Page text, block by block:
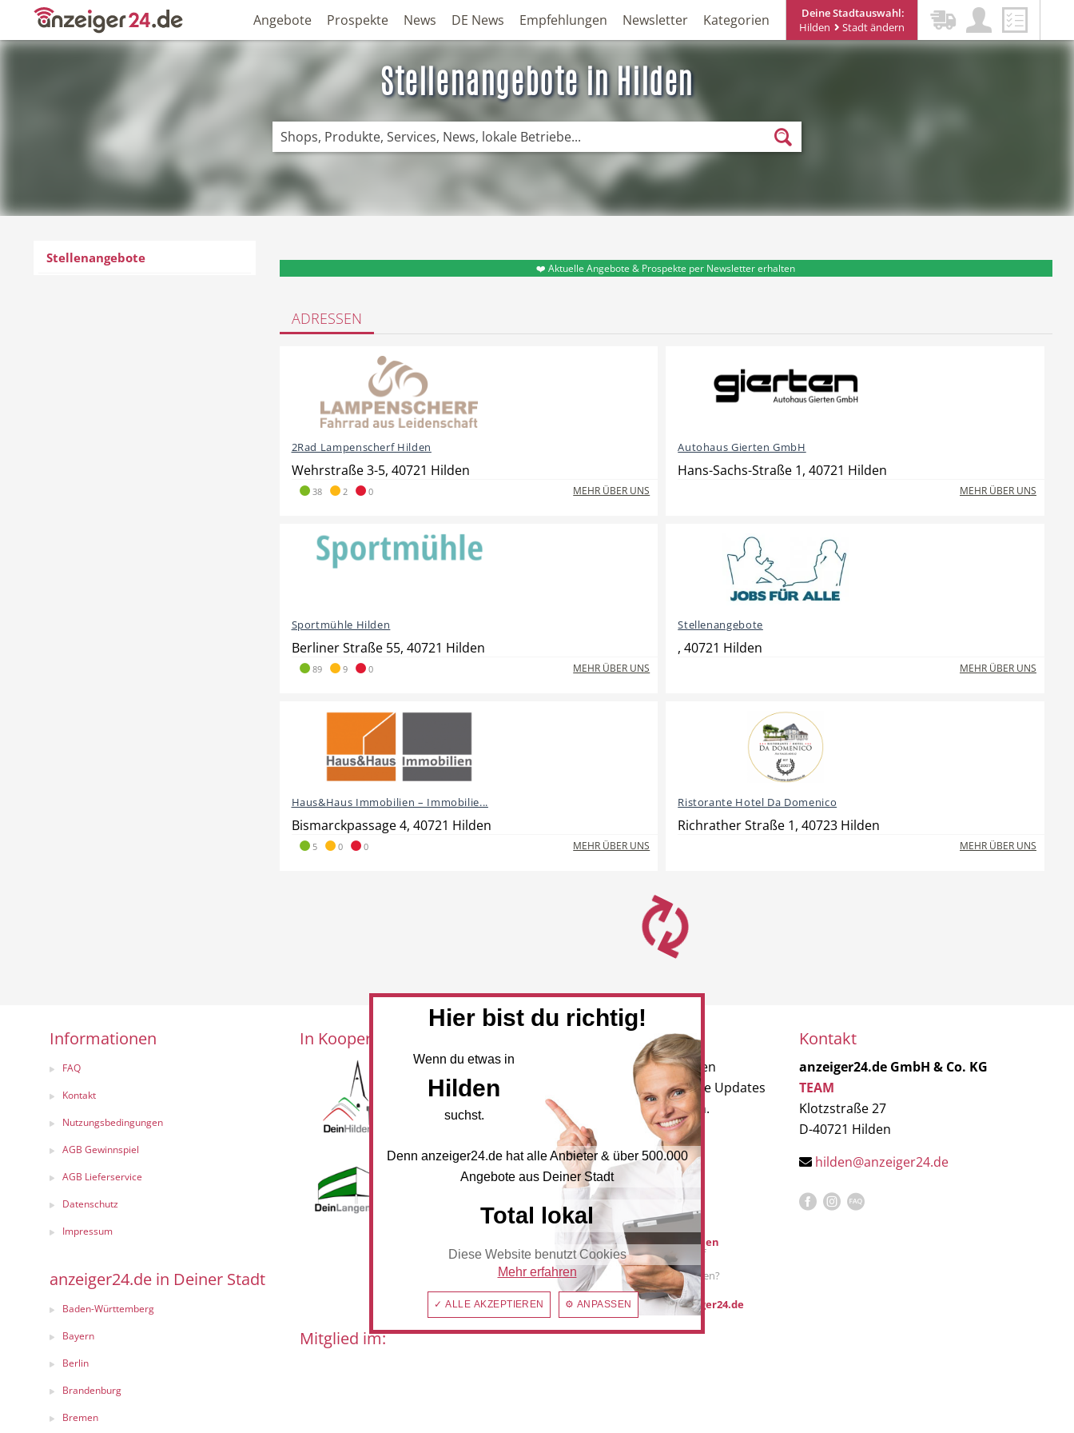
Deine Stadtauswahl:
Hilden
Stadt ändern
Angebote Prospekte News DE News Empfehlungen Newsletter Kategorien
Stellenangebote in Hilden
Stellenangebote
❤️ Aktuelle Angebote & Prospekte per Newsletter erhalten
ADRESSEN
2Rad Lampenscherf Hilden
Wehrstraße 3-5, 40721 Hilden
38 2 0 MEHR ÜBER UNS
Autohaus Gierten GmbH
Hans-Sachs-Straße 1, 40721 Hilden
MEHR ÜBER UNS
Sportmühle Hilden
Berliner Straße 55, 40721 Hilden
89 9 0 MEHR ÜBER UNS
Stellenangebote
, 40721 Hilden
MEHR ÜBER UNS
Haus&Haus Immobilien – Immobilie...
Bismarckpassage 4, 40721 Hilden
5 0 0 MEHR ÜBER UNS
Ristorante Hotel Da Domenico
Richrather Straße 1, 40723 Hilden
MEHR ÜBER UNS
Informationen
FAQ
Kontakt
Nutzungsbedingungen
AGB Gewinnspiel
AGB Lieferservice
Datenschutz
Impressum
anzeiger24.de in Deiner Stadt
Baden-Württemberg
Bayern
Berlin
Brandenburg
Bremen
In Kooperation mit:
Mitglied im:
Melden Sie sich für unseren
Newsletter an, um neueste Updates
und Angebote zu erhalten.
NEWSLETTER BESTELLEN
Mediadaten
Werbung buchen
Sie möchten auf
anzeiger24.de
Werbung schalten?
hilden@anzeiger24.de
Kontakt
anzeiger24.de GmbH & Co. KG
TEAM
Klotzstraße 27
D-40721 Hilden
hilden@anzeiger24.de
Hier bist du richtig!
Wenn du etwas in
Hilden
suchst.
Denn anzeiger24.de hat alle Anbieter & über 500.000
Angebote aus Deiner Stadt
Total lokal
Diese Website benutzt Cookies
Mehr erfahren
✓ ALLE AKZEPTIEREN ⚙ ANPASSEN